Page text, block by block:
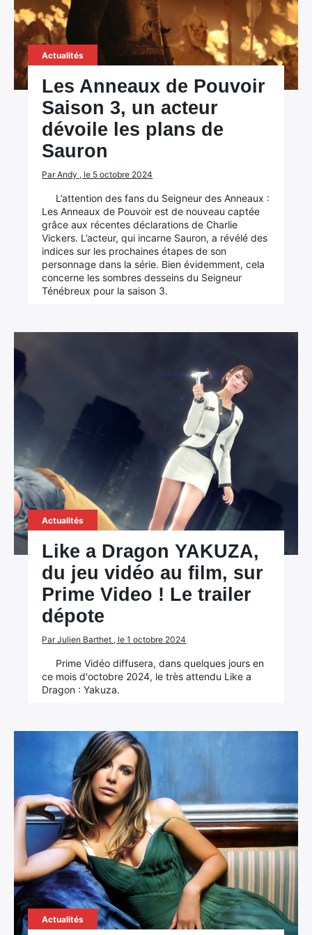
Actualités
Les Anneaux de Pouvoir
Saison 3, un acteur
dévoile les plans de
Sauron
Par Andy , le 5 octobre 2024
L’attention des fans du Seigneur des Anneaux :
Les Anneaux de Pouvoir est de nouveau captée
grâce aux récentes déclarations de Charlie
Vickers. L’acteur, qui incarne Sauron, a révélé des
indices sur les prochaines étapes de son
personnage dans la série. Bien évidemment, cela
concerne les sombres desseins du Seigneur
Ténébreux pour la saison 3.
Actualités
Like a Dragon YAKUZA,
du jeu vidéo au film, sur
Prime Video ! Le trailer
dépote
Par Julien Barthet , le 1 octobre 2024
Prime Vidéo diffusera, dans quelques jours en
ce mois d'octobre 2024, le très attendu Like a
Dragon : Yakuza.
Actualités
×